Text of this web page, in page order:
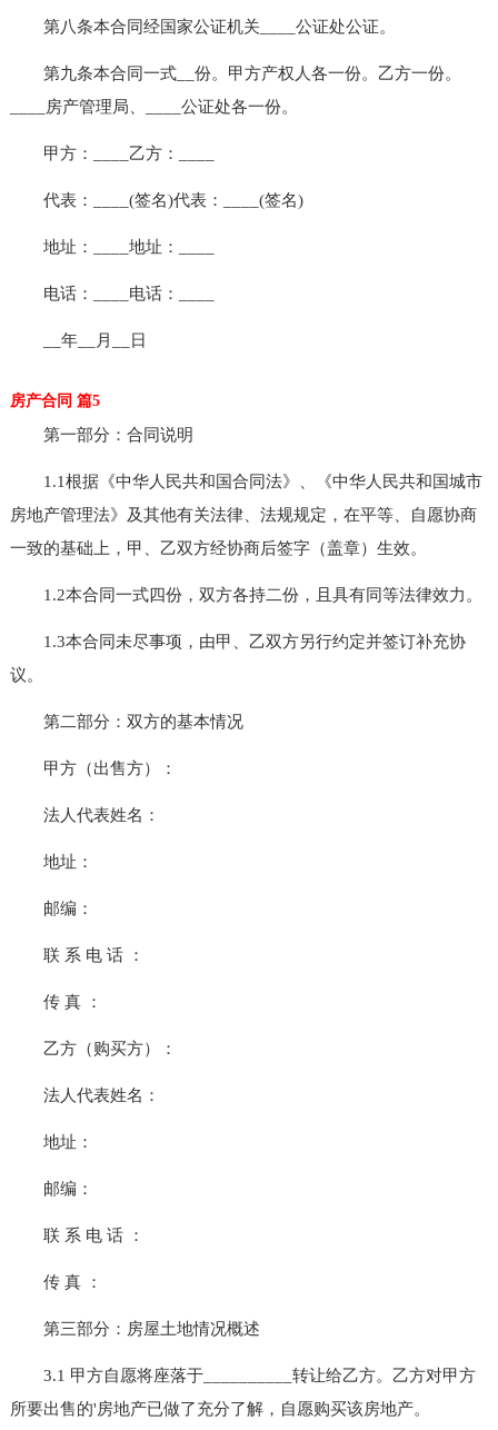
第八条本合同经国家公证机关____公证处公证。
第九条本合同一式__份。甲方产权人各一份。乙方一份。
____房产管理局、____公证处各一份。
甲方：____乙方：____
代表：____(签名)代表：____(签名)
地址：____地址：____
电话：____电话：____
__年__月__日
房产合同 篇5
第一部分：合同说明
1.1根据《中华人民共和国合同法》、《中华人民共和国城市
房地产管理法》及其他有关法律、法规规定，在平等、自愿协商
一致的基础上，甲、乙双方经协商后签字（盖章）生效。
1.2本合同一式四份，双方各持二份，且具有同等法律效力。
1.3本合同未尽事项，由甲、乙双方另行约定并签订补充协
议。
第二部分：双方的基本情况
甲方（出售方）：
法人代表姓名：
地址：
邮编：
联 系 电 话 ：
传 真 ：
乙方（购买方）：
法人代表姓名：
地址：
邮编：
联 系 电 话 ：
传 真 ：
第三部分：房屋土地情况概述
3.1 甲方自愿将座落于__________转让给乙方。乙方对甲方
所要出售的'房地产已做了充分了解，自愿购买该房地产。